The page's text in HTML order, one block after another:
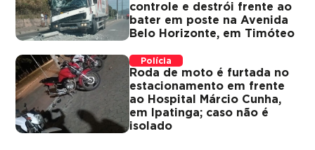
controle e destrói frente ao
bater em poste na Avenida
Belo Horizonte, em Timóteo
Polícia
Roda de moto é furtada no
estacionamento em frente
ao Hospital Márcio Cunha,
em Ipatinga; caso não é
isolado